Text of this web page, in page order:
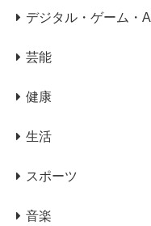
デジタル・ゲーム・AI
芸能
健康
生活
スポーツ
音楽